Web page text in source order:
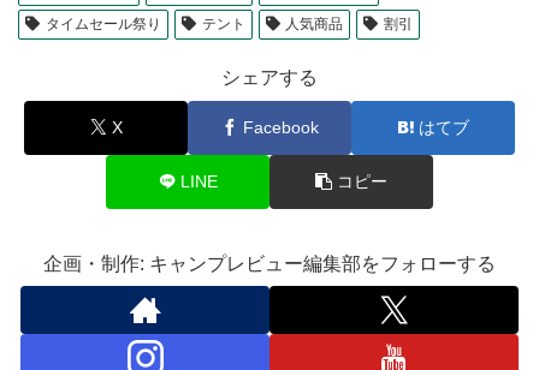
タイムセール祭り
テント 人気商品 割引
シェアする
X Facebook はてブ
LINE コピー
企画・制作: キャンプレビュー編集部をフォローする